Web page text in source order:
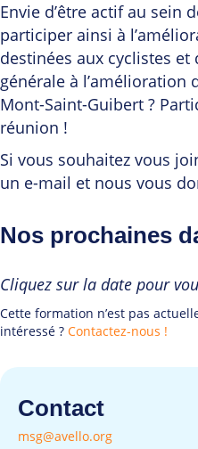
Envie d’être actif au sein
participer ainsi à
destinées aux cyclistes et
générale à l’amélioration
Mont-Saint-Guibert ?
réunion !
Si vous souhaitez vous
un e-mail et nous vous
Nos prochaines
Cliquez sur la date pour
Cette formation n’est pas
intéressé ? Contactez-nous !
Contact
msg@avello.org